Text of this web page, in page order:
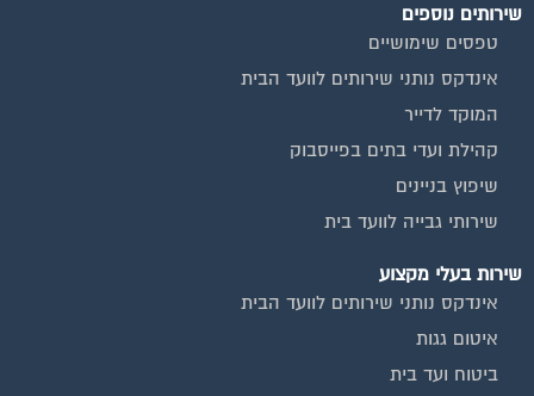
שירותים נוספים
טפסים שימושיים
אינדקס נותני שירותים לוועד הבית
המוקד לדייר
קהילת ועדי בתים בפייסבוק
שיפוץ בניינים
שירותי גבייה לוועד בית
שירות בעלי מקצוע
אינדקס נותני שירותים לוועד הבית
איטום גגות
ביטוח ועד בית